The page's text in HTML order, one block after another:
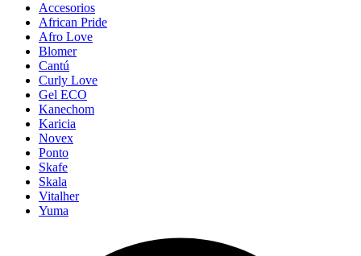
Accesorios
African Pride
Afro Love
Blomer
Cantú
Curly Love
Gel ECO
Kanechom
Karicia
Novex
Ponto
Skafe
Skala
Vitalher
Yuma